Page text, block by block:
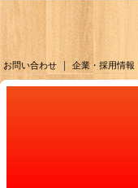
お問い合わせ | 企業・採用情報